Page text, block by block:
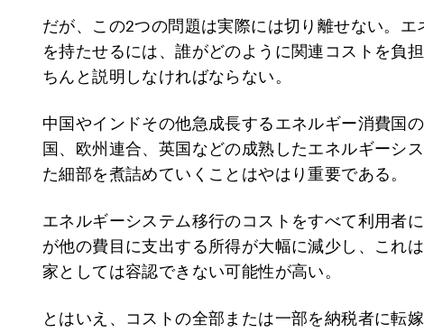
だが、この2つの問題は実際には切り離せない。
を持たせるには、誰がどのように関連コストを負
ちんと説明しなければならない。
中国やインドその他急成長するエネルギー消費国
国、欧州連合、英国などの成熟したエネルギーシ
た細部を煮詰めていくことはやはり重要である。
エネルギーシステム移行のコストをすべて利用者
が他の費目に支出する所得が大幅に減少し、これ
家としては容認できない可能性が高い。
とはいえ、コストの全部または一部を納税者に転